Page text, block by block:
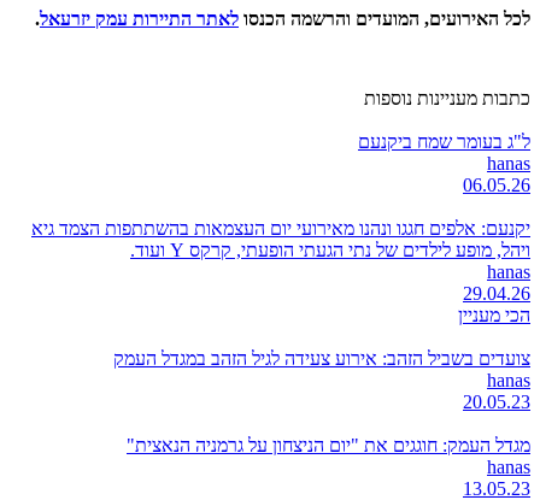
לכל האירועים, המועדים והרשמה הכנסו לאתר התיירות עמק יזרעאל.
כתבות מעניינות נוספות
ל"ג בעומר שמח ביקנעם
hanas
06.05.26
יקנעם: אלפים חגגו ונהנו מאירועי יום העצמאות בהשתתפות הצמד גיא
ויהל, מופע לילדים של נתי הגעתי הופעתי, קרקס Y ועוד.
hanas
29.04.26
הכי מעניין
צועדים בשביל הזהב: אירוע צעידה לגיל הזהב במגדל העמק
hanas
20.05.23
מגדל העמק: חוגגים את "יום הניצחון על גרמניה הנאצית"
hanas
13.05.23